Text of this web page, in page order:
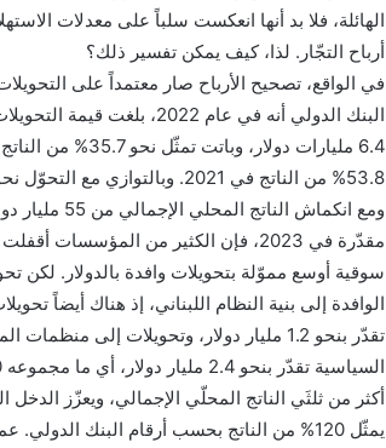
الهائلة، فلا بد أنها انعكست سلباً على معدلات
أرباح التجّار. لذا، كيف يمكن تفسير ذلك؟
في الواقع، تصحيح الأرباح صار معتمداً على
البنك الدولي أنه في عام 2022،
53.8% من الناتج في 2021.
مقدّرة في 2023، فإن الكثير من
سوقية أوسع مموّلة بتحويلات وافدة بالدولار. لكن
الوافدة إلى بنية النظام اللبناني، إذ هناك أيضاً
تقدّر بنحو 1.2 مليار دولار، وتحويلات إلى
أكثر من ثلثَي الناتج المحلّي الإجمالي، ويعزّز الدخل
يمثّل 120% من الناتج بحسب أرقام البنك